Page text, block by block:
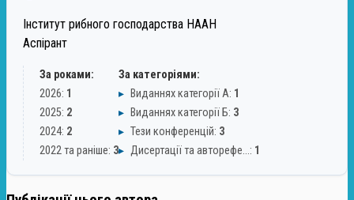
Інститут рибного господарства НААН
Аспірант
За роками:
2026: 1
2025: 2
2024: 2
2022 та раніше: 3
За категоріями:
▸ Виданнях категорії А: 1
▸ Виданнях категорії Б: 3
▸ Тези конференцій: 3
▸ Дисертації та авторефе…: 1